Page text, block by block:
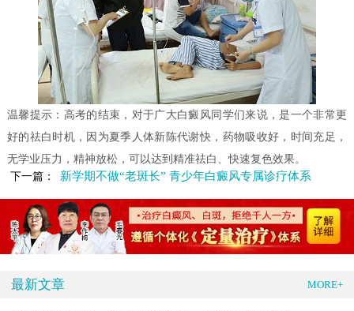
温馨提示：高考的结束，对于广大白癜风同学们来说，是一个非常更
好的祛白时机，因为夏季人体新陈代谢快，药物吸收好，时间充足，
无学业压力，精神放松，可以达到精准祛白、快速复色效果。
下一篇：
新学期不做“老斑长” 青少年白癜风专属诊疗体系
最新文章 MORE+